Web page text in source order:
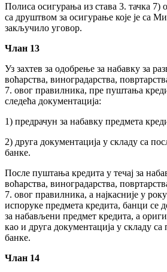
Полиса осигурања из става 3. тачка 7)
са друштвом за осигурање које је са
закључило уговор.
Члан 13
Уз захтев за одобрење за набавку за
воћарства, виноградарства,
7. овог правилника, пре пуштања
следећа документација:
1) предрачун за набавку предмета
2) друга документација у складу са
банке.
После пуштања кредита у течај за
воћарства, виноградарства,
7. овог правилника, а најкасније у
испоруке предмета кредита, банци се
за набављени предмет кредита, а
као и друга документација у складу
банке.
Члан 14